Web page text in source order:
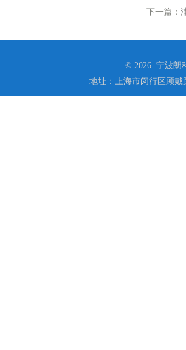
下一篇：
© 2026 宁波朗
地址：上海市闵行区顾